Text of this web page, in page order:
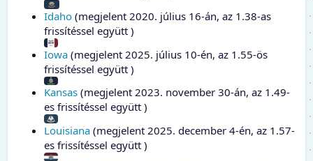
Idaho (megjelent 2020. július 16-án, az 1.38-as
frissítéssel együtt )
Iowa (megjelent 2025. július 10-én, az 1.55-ös
frissítéssel együtt )
Kansas (megjelent 2023. november 30-án, az 1.49-
es frissítéssel együtt )
Louisiana (megjelent 2025. december 4-én, az 1.57-
es frissítéssel együtt )